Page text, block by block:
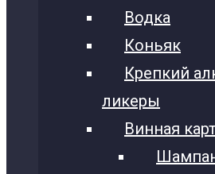
Водка
Коньяк
Крепкий
ликеры
Винная